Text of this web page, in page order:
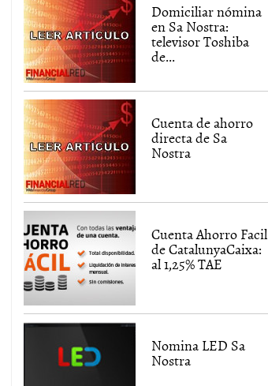
Domiciliar nómina
en Sa Nostra:
televisor Toshiba
de...
Cuenta de ahorro
directa de Sa
Nostra
Cuenta Ahorro Facil
de CatalunyaCaixa:
al 1,25% TAE
Nomina LED Sa
Nostra